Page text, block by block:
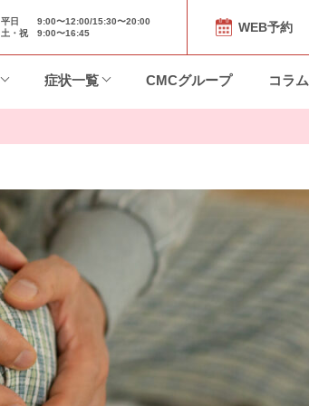
平日 9:00〜12:00/15:30〜20:00
土・祝 9:00〜16:45
WEB予約
症状一覧 CMCグループ コラム